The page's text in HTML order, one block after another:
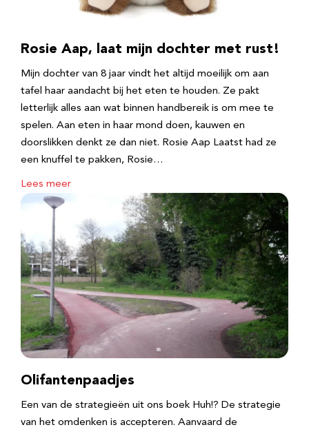
Rosie Aap, laat mijn dochter met rust!
Mijn dochter van 8 jaar vindt het altijd moeilijk om aan
tafel haar aandacht bij het eten te houden. Ze pakt
letterlijk alles aan wat binnen handbereik is om mee te
spelen. Aan eten in haar mond doen, kauwen en
doorslikken denkt ze dan niet. Rosie Aap Laatst had ze
een knuffel te pakken, Rosie…
Lees meer
Olifantenpaadjes
Een van de strategieën uit ons boek Huh!? De strategie
van het omdenken is accepteren. Aanvaard de